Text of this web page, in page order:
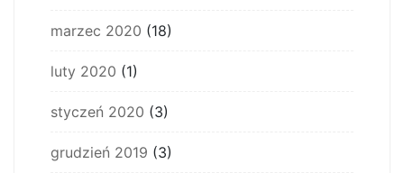
marzec 2020 (18)
luty 2020 (1)
styczeń 2020 (3)
grudzień 2019 (3)